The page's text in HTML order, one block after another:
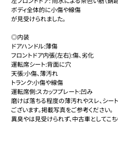
ボディ全体的に小傷や線傷
が見受けられました。
◎内装
ドアハンドル:薄傷
フロントドア内張(左右):傷、劣化
運転席シート:背面に穴
天張:小傷、薄汚れ
トランク:小傷や線傷
運転席側:スカッフプレート:凹み
磨けば落ちる程度の薄汚れやスレ、シ
ございます。掲載写真をご参考ください。
異臭やは見受けられず、中古車としてこ